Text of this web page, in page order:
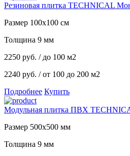
Резиновая плитка TECHNICAL
Размер 100x100 см
Толщина 9 мм
2250 руб. / до 100 м2
2240 руб. / от 100 до 200 м2
Подробнее Купить
Модульная плитка ПВХ
Размер 500х500 мм
Толщина 9 мм